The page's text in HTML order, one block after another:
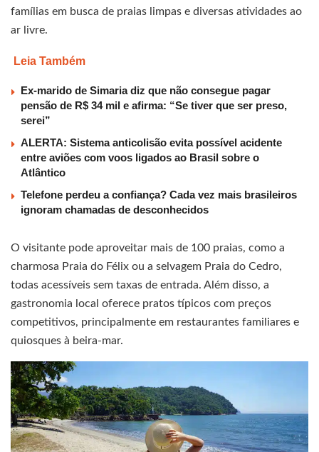
famílias em busca de praias limpas e diversas atividades ao
ar livre.
Leia Também
Ex-marido de Simaria diz que não consegue pagar
pensão de R$ 34 mil e afirma: “Se tiver que ser preso,
serei”
ALERTA: Sistema anticolisão evita possível acidente
entre aviões com voos ligados ao Brasil sobre o
Atlântico
Telefone perdeu a confiança? Cada vez mais brasileiros
ignoram chamadas de desconhecidos
O visitante pode aproveitar mais de 100 praias, como a
charmosa Praia do Félix ou a selvagem Praia do Cedro,
todas acessíveis sem taxas de entrada. Além disso, a
gastronomia local oferece pratos típicos com preços
competitivos, principalmente em restaurantes familiares e
quiosques à beira-mar.